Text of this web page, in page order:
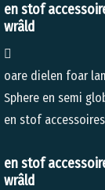
en stof
wrâld

oare dielen foar
Sphere en semi
en stof
en stof
wrâld